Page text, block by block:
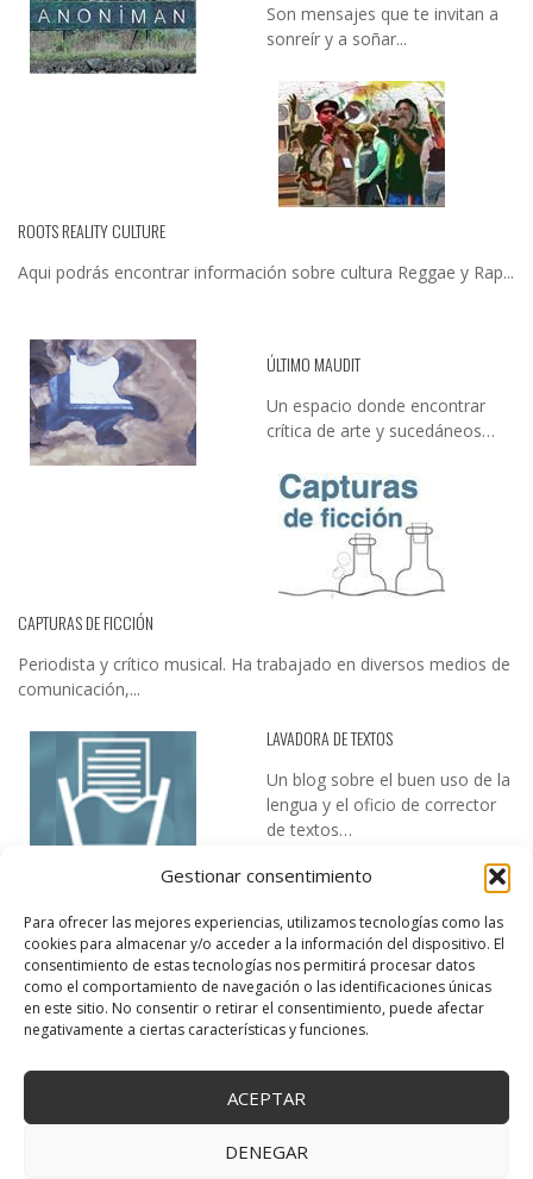
Gestionar consentimiento
Para ofrecer las mejores experiencias, utilizamos tecnologías como las
cookies para almacenar y/o acceder a la información del dispositivo. El
consentimiento de estas tecnologías nos permitirá procesar datos
como el comportamiento de navegación o las identificaciones únicas
en este sitio. No consentir o retirar el consentimiento, puede afectar
negativamente a ciertas características y funciones.
ACEPTAR
DENEGAR
Son mensajes que te invitan a
sonreír y a soñar...
ROOTS REALITY CULTURE
Aqui podrás encontrar información sobre cultura Reggae y Rap...
ÚLTIMO MAUDIT
Un espacio donde encontrar
crítica de arte y sucedáneos…
CAPTURAS DE FICCIÓN
Periodista y crítico musical. Ha trabajado en diversos medios de
comunicación,...
LAVADORA DE TEXTOS
Un blog sobre el buen uso de la
lengua y el oficio de corrector
de textos…
DESIREE MARTÍN